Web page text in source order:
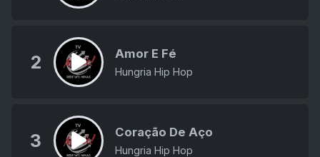
2 Amor E Fé
Hungria Hip Hop
3 Coração De Aço
Hungria Hip Hop